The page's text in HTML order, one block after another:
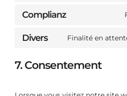
Complianz
Divers Finalité en
7. Consentement